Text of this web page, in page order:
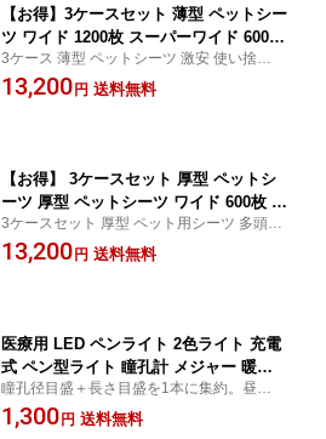
【お得】3ケースセット 薄型 ペットシー
ツ ワイド 1200枚 スーパーワイド 600枚
レギュラー 2400枚 ペットシート トイレ
シート 犬 猫 大容量 業務用 まとめ買い
3ケース 薄型 ペットシーツ 激安 使い捨て
ペットシーツ薄型 ペットシーツ レギュラー
ペットシーツ ワイド ペットシーツ スーパ
13,200円 送料無料
【お得】 3ケースセット 厚型 ペットシ
ーツ 厚型 ペットシーツ ワイド 600枚 ス
ーパーワイド 300枚 レギュラー 1200枚
大容量 ペットシート 厚型 トイレシート
3ケースセット 厚型 ペット用シーツ 多頭飼
い おしっこシート 犬 猫 トイレ シート 超吸
収 ペットシーツ システムトイレ まとめ買
13,200円 送料無料
医療用 LED ペンライト 2色ライト 充電
式 ペン型ライト 瞳孔計 メジャー 暖色
白色 収納ケース付き 予備キャップ付き
紛失対策 軽量 瞳孔灯 看護師 ナース 歯
瞳孔径目盛＋長さ目盛を1本に集約。昼白色
と電球色の2色LEDを搭載。USB一体型で簡
単充電。収納ケース＆予備キャップ1個付き
1,300円 送料無料